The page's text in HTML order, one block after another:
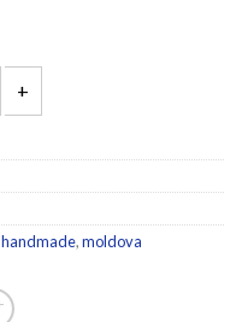
handmade,moldova